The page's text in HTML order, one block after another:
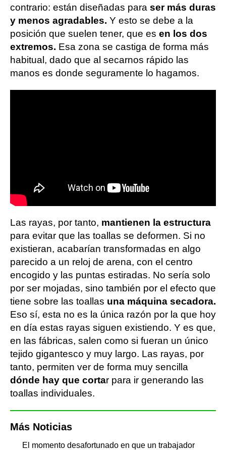
contrario: están diseñadas para ser más duras
y menos agradables. Y esto se debe a la
posición que suelen tener, que es en los dos
extremos. Esa zona se castiga de forma más
habitual, dado que al secarnos rápido las
manos es donde seguramente lo hagamos.
Las rayas, por tanto, mantienen la estructura
para evitar que las toallas se deformen. Si no
existieran, acabarían transformadas en algo
parecido a un reloj de arena, con el centro
encogido y las puntas estiradas. No sería solo
por ser mojadas, sino también por el efecto que
tiene sobre las toallas una máquina secadora.
Eso sí, esta no es la única razón por la que hoy
en día estas rayas siguen existiendo. Y es que,
en las fábricas, salen como si fueran un único
tejido gigantesco y muy largo. Las rayas, por
tanto, permiten ver de forma muy sencilla
dónde hay que cortar para ir generando las
toallas individuales.
Más Noticias
El momento desafortunado en que un trabajador